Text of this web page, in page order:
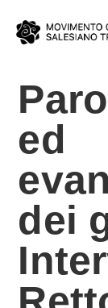
ed
dei